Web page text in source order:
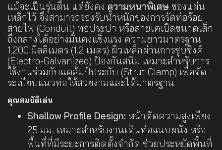
แม้จะเป็นรุ่นตื้น แต่ยังคง ความหนาพิเศษ ของแผ่น
เหล็กไว้ จึงสามารถรองรับน้ำหนักของการรัดท่อร้อย
สายไฟ (Conduit) ท่อประปา หรือสายเคเบิลขนาดเล็ก
ถึงกลางได้อย่างมั่นคงแข็งแรง ความยาวมาตรฐาน
1,200 มิลลิเมตร (1.2 เมตร) ผิวเหล็กผ่านการชุบซิงค์
(Electro-Galvanized) ป้องกันสนิม เหมาะสำหรับการ
ใช้งานร่วมกับแคล้มป์ประกับ (Strut Clamp) เพื่อจัด
ระเบียบแนวท่อให้สวยงามและได้มาตรฐาน
คุณสมบัติเด่น
Shallow Profile Design: หน้าตัดความสูงเพียง
25 มม. เหมาะสำหรับงานเดินท่อแนบผนัง หรือ
พื้นที่ที่มีระยะการติดตั้งจำกัด ช่วยประหยัดพื้นที่